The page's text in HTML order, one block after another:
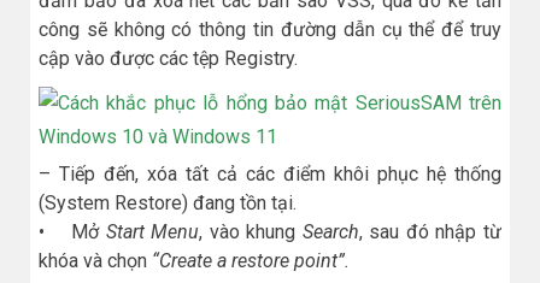
công sẽ không có thông tin đường dẫn cụ thể để truy
cập vào được các tệp Registry.
– Tiếp đến, xóa tất cả các điểm khôi phục hệ thống
(System Restore) đang tồn tại.
• Mở Start Menu, vào khung Search, sau đó nhập từ
khóa và chọn “Create a restore point”.